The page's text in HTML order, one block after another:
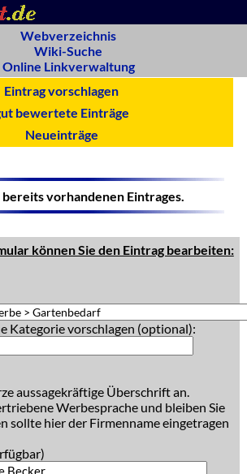
Webverzeichnis
Wiki-Suche
Online Linkverwaltung
Eintrag vorschlagen
bewertete Einträge
Neueinträge
vorhandenen Eintrages.
können Sie den Eintrag bearbeiten:
Kategorie vorschlagen (optional):
aussagekräftige Überschrift an.
Werbesprache und bleiben Sie
sollte hier der Firmenname eingetragen